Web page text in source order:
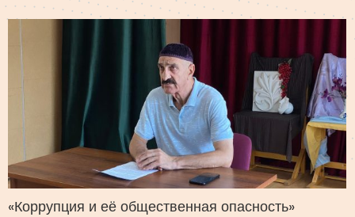
«Коррупция и её общественная опасность»